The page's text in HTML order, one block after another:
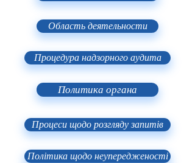
Область деятельности
Процедура надзорного аудита
Политика органа
Процеси щодо розгляду запитів
Політика щодо неупередженості